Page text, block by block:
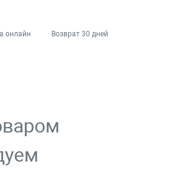
онлайн Возврат 30 дней